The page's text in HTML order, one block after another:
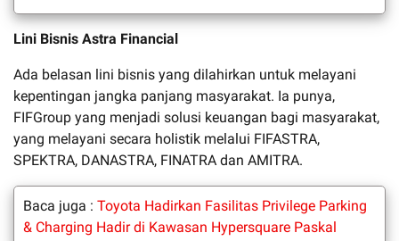
Lini Bisnis Astra Financial
Ada belasan lini bisnis yang dilahirkan untuk melayani
kepentingan jangka panjang masyarakat. Ia punya,
FIFGroup yang menjadi solusi keuangan bagi masyarakat,
yang melayani secara holistik melalui FIFASTRA,
SPEKTRA, DANASTRA, FINATRA dan AMITRA.
Baca juga : Toyota Hadirkan Fasilitas Privilege Parking
& Charging Hadir di Kawasan Hypersquare Paskal